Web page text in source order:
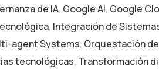
de IA, Google AI, Google
, Integración de
agent Systems, Orquestación
tecnológicas, Transformación